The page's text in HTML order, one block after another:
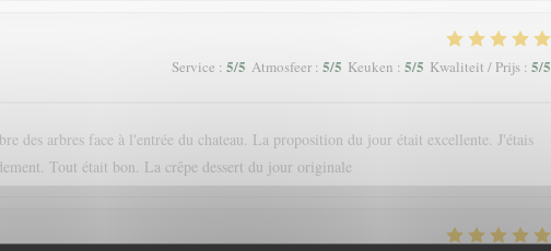
Service : 5/5 Atmosfeer: 5/5 Keuken : 5/5 Kwaliteit / Prijs: 5/5
des arbres face à l'entrée du chateau. La proposition du jour était excellente. J'étais
Tout était bon. La crêpe dessert du jour originale